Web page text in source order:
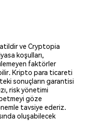
ve Cryptopia
koşulları,
faktörler
Kripto para ticareti
sonuçların garantisi
risk yönetimi
göze
tavsiye ederiz.
oluşabilecek